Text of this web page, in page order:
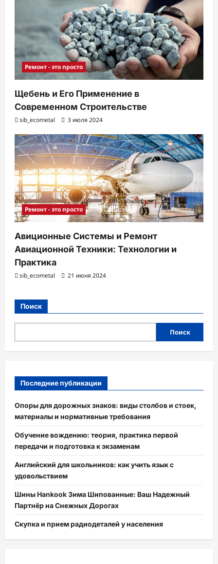
Ремонт - это просто
Щебень и Его Применение в
Современном Строительстве
sib_ecometal 3 июля 2024
Ремонт - это просто
Авиционные Системы и Ремонт
Авиационной Техники: Технологии и
Практика
sib_ecometal 21 июня 2024
Поиск
Поиск
Последние публикации
Опоры для дорожных знаков: виды столбов и стоек,
материалы и нормативные требования
Обучение вождению: теория, практика первой
передачи и подготовка к экзаменам
Английский для школьников: как учить язык с
удовольствием
Шины Hankook Зима Шипованные: Ваш Надежный
Партнёр на Снежных Дорогах
Скупка и прием радиодеталей у населения